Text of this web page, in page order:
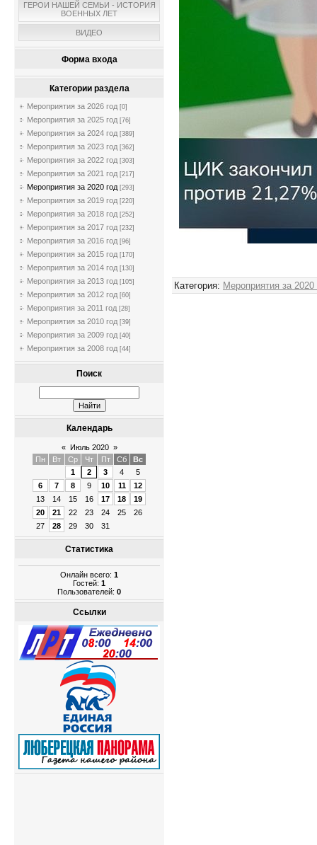
ГЕРОИ НАШЕЙ СЕМЬИ - ИСТОРИЯ
ВОЕННЫХ ЛЕТ
ВИДЕО
Форма входа
Категории раздела
Мероприятия за 2026 год [0]
Мероприятия за 2025 год [76]
Мероприятия за 2024 год [389]
Мероприятия за 2023 год [362]
Мероприятия за 2022 год [303]
Мероприятия за 2021 год [217]
Мероприятия за 2020 год [293]
Мероприятия за 2019 год [220]
Мероприятия за 2018 год [252]
Мероприятия за 2017 год [232]
Мероприятия за 2016 год [96]
Мероприятия за 2015 год [170]
Мероприятия за 2014 год [130]
Мероприятия за 2013 год [105]
Мероприятия за 2012 год [60]
Мероприятия за 2011 год [28]
Мероприятия за 2010 год [39]
Мероприятия за 2009 год [40]
Мероприятия за 2008 год [44]
Поиск
Календарь
« Июль 2020 »
Пн
Вт Ср Чт Пт Сб
Вс
1
2 3 4
5
6
7 8 9 10 11
12
13
14 15 16 17 18
19
20
21 22 23 24 25
26
27
28 29 30 31
Статистика
Онлайн всего: 1
Гостей: 1
Пользователей: 0
Ссылки
Категория: Мероприятия за 2020